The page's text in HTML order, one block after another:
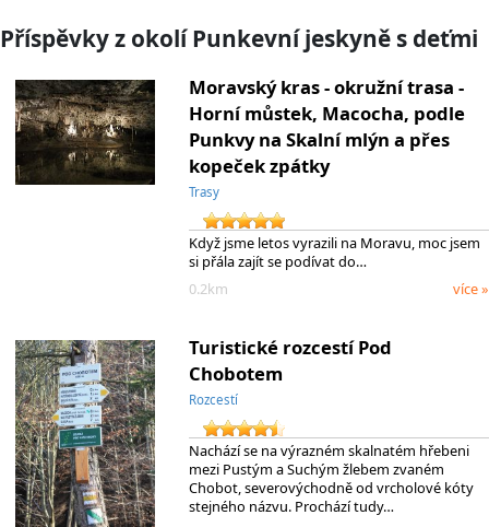
Příspěvky z okolí Punkevní jeskyně s deťmi
Moravský kras - okružní trasa -
Horní můstek, Macocha, podle
Punkvy na Skalní mlýn a přes
kopeček zpátky
Trasy
Když jsme letos vyrazili na Moravu, moc jsem
si přála zajít se podívat do…
0.2km
více »
Turistické rozcestí Pod
Chobotem
Rozcestí
Nachází se na výrazném skalnatém hřebeni
mezi Pustým a Suchým žlebem zvaném
Chobot, severovýchodně od vrcholové kóty
stejného názvu. Prochází tudy…